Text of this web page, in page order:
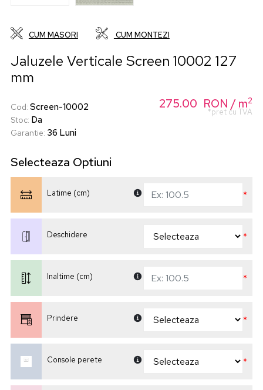
CUM MASORI CUM MONTEZI
Jaluzele Verticale Screen 10002 127
mm
Cod: Screen-10002
Stoc: Da
Garantie: 36 Luni
275.00 RON / m2
*pret cu TVA
Selecteaza Optiuni
Latime (cm) *
Deschidere *
Inaltime (cm) *
Prindere *
Console perete *